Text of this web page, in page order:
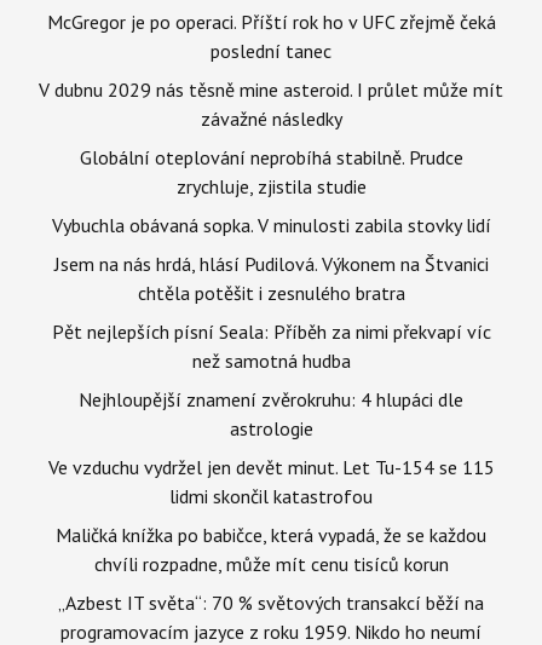
McGregor je po operaci. Příští rok ho v UFC zřejmě čeká
poslední tanec
V dubnu 2029 nás těsně mine asteroid. I průlet může mít
závažné následky
Globální oteplování neprobíhá stabilně. Prudce
zrychluje, zjistila studie
Vybuchla obávaná sopka. V minulosti zabila stovky lidí
Jsem na nás hrdá, hlásí Pudilová. Výkonem na Štvanici
chtěla potěšit i zesnulého bratra
Pět nejlepších písní Seala: Příběh za nimi překvapí víc
než samotná hudba
Nejhloupější znamení zvěrokruhu: 4 hlupáci dle
astrologie
Ve vzduchu vydržel jen devět minut. Let Tu-154 se 115
lidmi skončil katastrofou
Maličká knížka po babičce, která vypadá, že se každou
chvíli rozpadne, může mít cenu tisíců korun
„Azbest IT světa“: 70 % světových transakcí běží na
programovacím jazyce z roku 1959. Nikdo ho neumí